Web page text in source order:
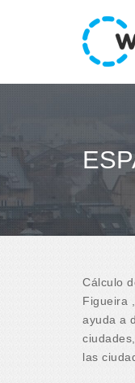
Cálculo
Figueira
ayuda a
las